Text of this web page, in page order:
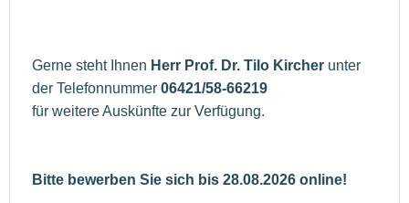
Gerne steht Ihnen Herr Prof. Dr. Tilo Kircher unter
der Telefonnummer 06421/58-66219
für weitere Auskünfte zur Verfügung.
Bitte bewerben Sie sich bis 28.08.2026 online!